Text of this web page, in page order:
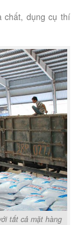
chất, dụng cụ thí
tất cả mặt hàng